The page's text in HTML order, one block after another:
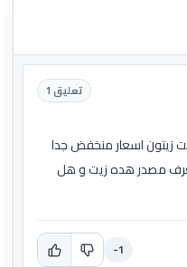
تعليق 1
زيتون اسعار منخفض جدا
مصدر هده زيت و هل
-1